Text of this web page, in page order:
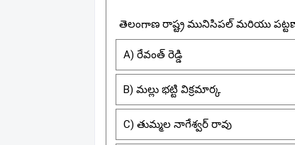
తెలంగాణ రాష్ట్ర మునిసిపల్ మరియు
A) రేవంత్ రెడ్డి
B) మల్లు భట్టి విక్రమార్క
C) తుమ్మల నాగేశ్వర్ రావు